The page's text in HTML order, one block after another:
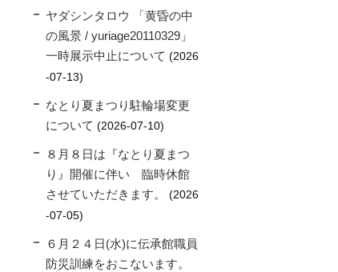
ヤダシンタロウ 「黄昏の中
の風景 / yuriage20110329」
一時展示中止について
2026
-07-13
なとり夏まつり駐輪場変更
について
2026-07-10
８月８日は『なとり夏まつ
り』開催に伴い 臨時休館
させていただきます。
2026
-07-05
６月２４日(水)に伝承館職員
防災訓練をおこないます。